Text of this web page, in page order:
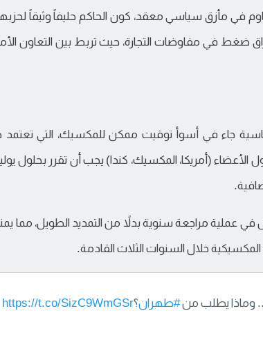
مأزق سياسي معقد، كون الحاكم حليفاً وثيقاً لحزبها
ضغط في مفاوضات التجارة، حيث تربط بين التعاون
جاء في أسوأ توقيت ممكن للمكسيك، التي تعتمد
الدول الأعضاء (أمريكا، المكسيك، كندا) يجب أن تقرر بحلول
عملية مراجعة سنوية بدلاً من التمديد الطويل، مما
خلال السنوات الثلاث القادمة.
وماذا يطلب من#طهران؟https://t.co/SizC9WmGSr